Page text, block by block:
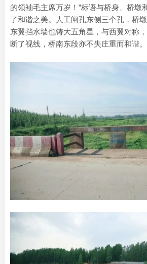
的领袖毛主席万岁！”标语与桥身、桥墩
了和谐之美。人工闸孔东侧三个孔，桥
东翼挡水墙也铸大五角星，与西翼对称
断了视线，桥南东段亦不失庄重而和谐。